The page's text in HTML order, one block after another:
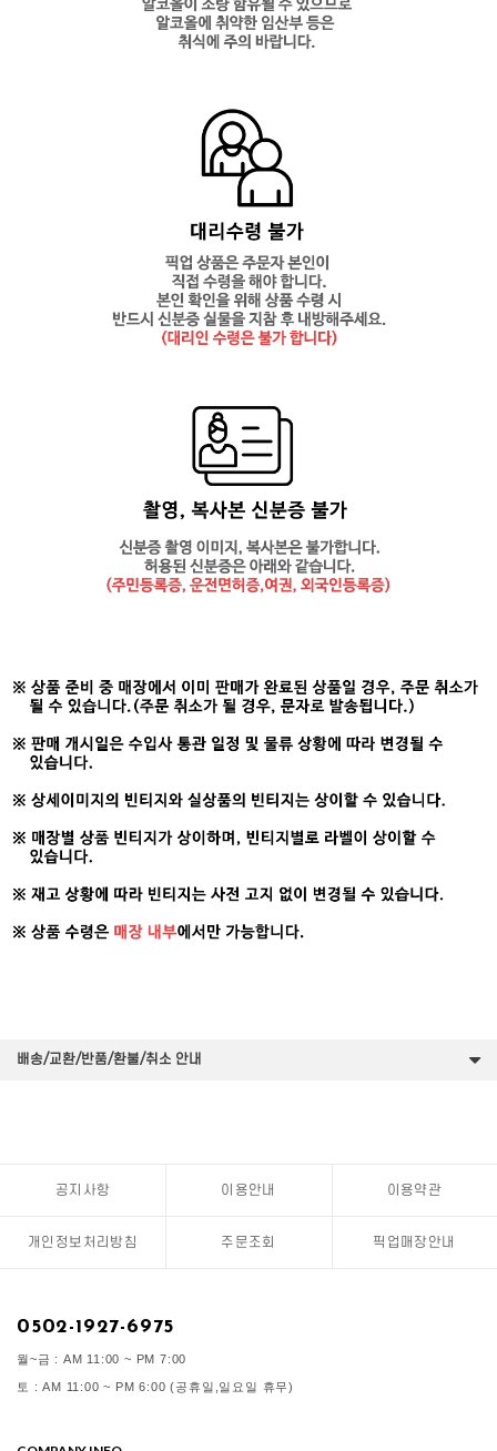
배송/교환/반품/환불/취소 안내
공지사항 이용안내 이용약관
개인정보처리방침 주문조회 픽업매장안내
0502-1927-6975
월~금 : AM 11:00 ~ PM 7:00
토 : AM 11:00 ~ PM 6:00 (공휴일,일요일 휴무)